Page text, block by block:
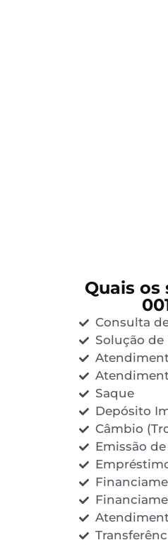
Quais
Consulta
Solução de
Saque
Depósito
Câmbio
Emissão